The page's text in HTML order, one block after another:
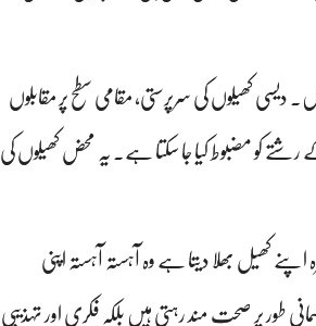
کھیلوں کی سرپرستی، مقامی سطح پر مقابلوں
رشتے کو مضبوط کیا جا سکتا ہے۔ یہ محض کھیلوں کی
اپنے کھیل بھلا دیتا ہے وہ آہستہ آہستہ اپنی
طور پر صحت مند رہتی ہیں بلکہ فکری اور تہذیبی